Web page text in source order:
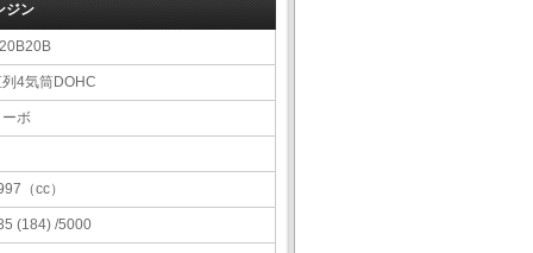
ジン
4気筒DOHC
ーボ
（cc）
(184) /5000